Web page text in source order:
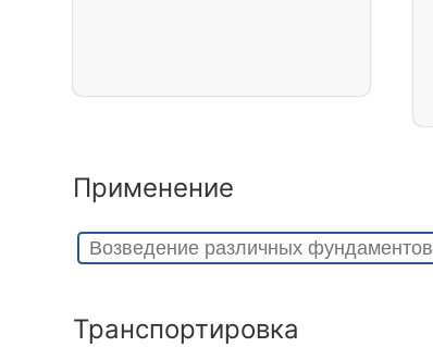
Применение
Возведение различных фундаментов
Транспортировка